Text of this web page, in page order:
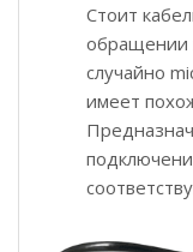
Стоит
обращении
случайно
имеет